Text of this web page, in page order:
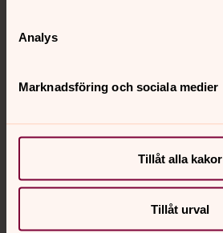
Analys
Marknadsföring och sociala medier
Tillåt alla kakor
Tillåt urval
Kontakt